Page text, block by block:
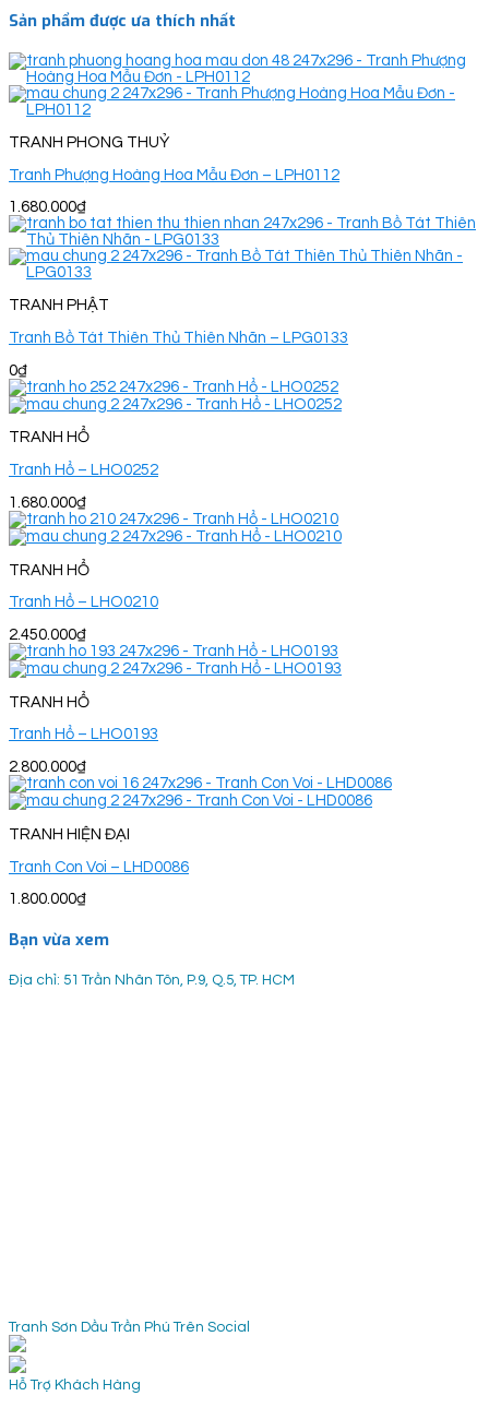
Sản phẩm được ưa thích nhất
TRANH PHONG THUỶ
Tranh Phượng Hoàng Hoa Mẫu Đơn – LPH0112
1.680.000₫
TRANH PHẬT
Tranh Bồ Tát Thiên Thủ Thiên Nhãn – LPG0133
0₫
TRANH HỔ
Tranh Hổ – LHO0252
1.680.000₫
TRANH HỔ
Tranh Hổ – LHO0210
2.450.000₫
TRANH HỔ
Tranh Hổ – LHO0193
2.800.000₫
TRANH HIỆN ĐẠI
Tranh Con Voi – LHD0086
1.800.000₫
Bạn vừa xem
Địa chỉ: 51 Trần Nhân Tôn, P.9, Q.5, TP. HCM
Tranh Sơn Dầu Trần Phú Trên Social
Hỗ Trợ Khách Hàng